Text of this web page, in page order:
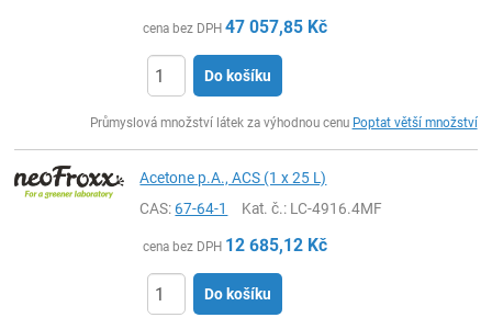
cena bez DPH 47 057,85 Kč
Do košíku
Průmyslová množství látek za výhodnou cenu Poptat větší množství
Acetone p.A., ACS (1 x 25 L)
CAS:67-64-1 Kat. č.: LC-4916.4MF
cena bez DPH 12 685,12 Kč
Do košíku